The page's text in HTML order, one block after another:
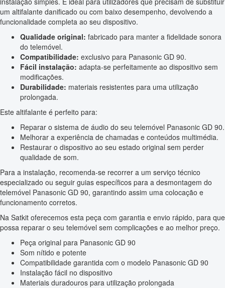
um altifalante danificado ou com baixo desempenho, devolvendo a
funcionalidade completa ao seu dispositivo.
Qualidade original: fabricado para manter a fidelidade sonora
do telemóvel.
Compatibilidade: exclusivo para Panasonic GD 90.
Fácil instalação: adapta-se perfeitamente ao dispositivo sem
modificações.
Durabilidade: materiais resistentes para uma utilização
prolongada.
Este altifalante é perfeito para:
Reparar o sistema de áudio do seu telemóvel Panasonic GD 90.
Melhorar a experiência de chamadas e conteúdos multimédia.
Restaurar o dispositivo ao seu estado original sem perder
qualidade de som.
Para a instalação, recomenda-se recorrer a um serviço técnico
especializado ou seguir guias específicos para a desmontagem do
telemóvel Panasonic GD 90, garantindo assim uma colocação e
funcionamento corretos.
Na Satkit oferecemos esta peça com garantia e envio rápido, para que
possa reparar o seu telemóvel sem complicações e ao melhor preço.
Peça original para Panasonic GD 90
Som nítido e potente
Compatibilidade garantida com o modelo Panasonic GD 90
Instalação fácil no dispositivo
Materiais duradouros para utilização prolongada